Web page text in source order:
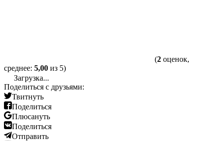
(2 оценок,
среднее: 5,00 из 5)
Загрузка...
Поделиться с друзьями:
Твитнуть
Поделиться
Плюсануть
Поделиться
Отправить